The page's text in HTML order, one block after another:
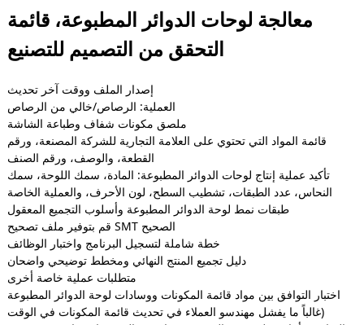
معالجة لوحات الدوائر المطبوعة، قائمة
التحقق من التصميم للتصنيع
إصدار الملف ووقت آخر تحديث
العملية: الرصاص/خالي من الرصاص
ملصق مكونات شفاف وطباعة الشاشة
قائمة المواد التي تحتوي على العلامة التجارية للشركة المصنعة، ورقم
القطعة، والوصف، ورقم الصنف
تأكيد عملية إنتاج لوحات الدوائر المطبوعة: المادة، سمك اللوحة، سمك
النحاس، عدد الطبقات، تشطيب السطح، لون الأحرف، والعملية الخاصة
طبقات نمط لوحة الدوائر المطبوعة وأسلوب التجميع المعقول
قم بتوفير ملف تصحيح SMT الصحيح
خطة شاملة لتسجيل البرنامج واختبار الوظائف
دليل تجميع المنتج النهائي ومخطط توضيحي واضحان
متطلبات عملية خاصة أخرى
اختبار التوافق بين مواد قائمة المكونات ووسادات لوحة الدوائر المطبوعة
(غالباً ما يفشل مهندسو العملاء في تحديث قائمة المكونات في الوقت